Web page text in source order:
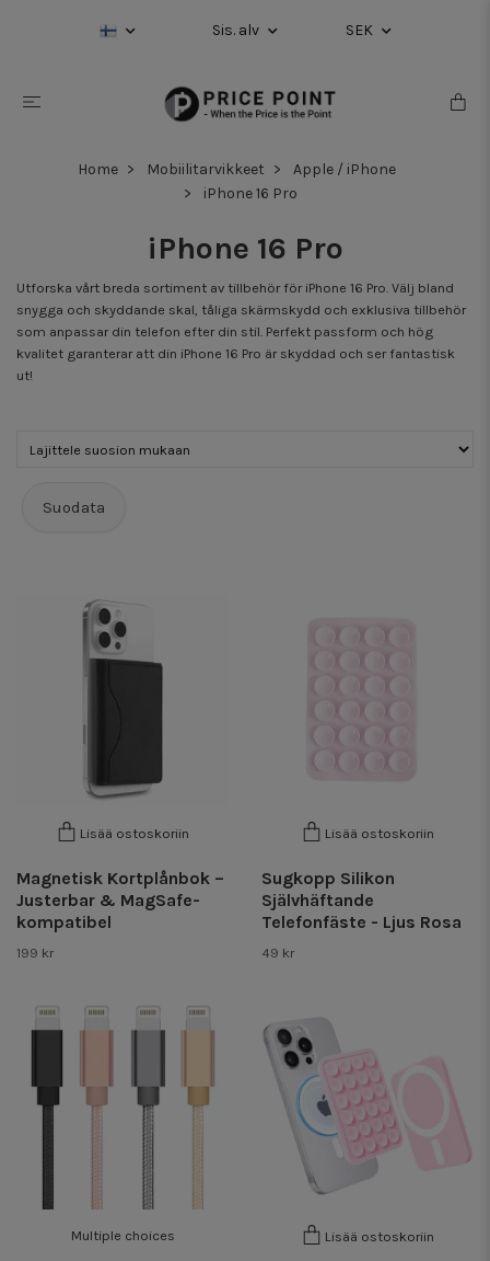
Sis. alv SEK
Home Mobiilitarvikkeet
Apple / iPhone
iPhone 16 Pro
iPhone 16 Pro
Utforska vårt breda sortiment av tillbehör för iPhone 16 Pro. Välj bland
snygga och skyddande skal, tåliga skärmskydd och exklusiva tillbehör
som anpassar din telefon efter din stil. Perfekt passform och hög
kvalitet garanterar att din iPhone 16 Pro är skyddad och ser fantastisk
ut!
Suodata
Lisää ostoskoriin
Magnetisk Kortplånbok –
Justerbar & MagSafe-
kompatibel
199 kr
Lisää ostoskoriin
Sugkopp Silikon
Självhäftande
Telefonfäste - Ljus Rosa
49 kr
Multiple choices Lisää ostoskoriin